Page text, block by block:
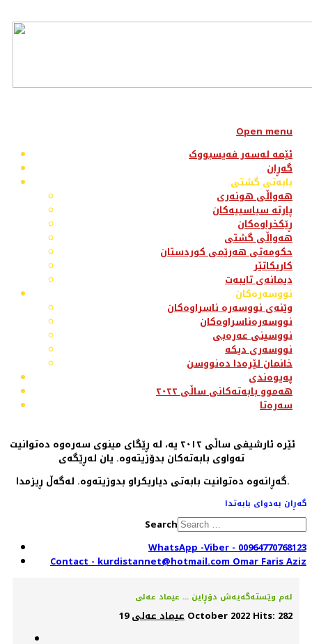
Open menu
ئێمە لەسەر فەیسبووک
گەڕان
بابەتی گشتی
هەواڵی هونەری
پارتە سیاسییەکان
ڕێکخراوەکان
هەواڵی گشتی
حکومەتی هەرێمی کوردستان
کاریکاتێر
دیمانەی تایبەت
نووسەرەکان
وێنەی نووسەرە ناسراوەکان
نووسەرەناسراوەکان
نووسینی عەرەبی
نووسەری دیکە
خانمان لێرەدا دەنووسن
پەیوەندی
هەموو بابەتەکانی ساڵی ٢٠٢٢
سەرەتا
ئێرە ئارشیفی ساڵی ٢٠١٢ یە، لە ڕێگای مینوی سەرەوە دەتوانیت
تەواوی بابەتەکان بدۆزیتەوە. یان لەڕێگەی
گەڕانەوە دەتوانیت بابەتی دیاریکراو بدوزیتەوە. لەگەڵ ڕیزمدا.
گەڕان بەدوای بابەتدا
Search
WhatsApp -Viber - 00964770768123
Contact - kurdistannet@hotmail.com Omar Faris Aziz
له‌م وێسته‌گه‌یه‌ش دۆرٍاین ... عیماد عه‌لی
عیماد عەلی 19 October 2022 Hits: 282